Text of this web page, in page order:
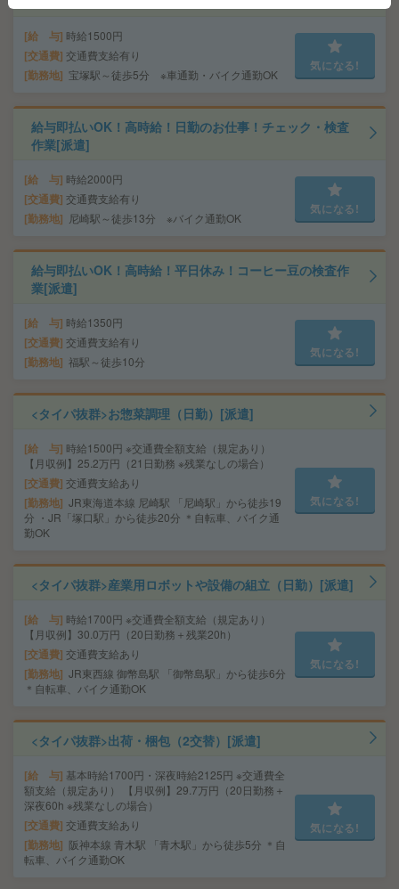
給 与 時給1500円
交通費 交通費支給有り
勤務地 宝塚駅～徒歩5分 ※車通勤・バイク通勤OK
気になる!
給与即払いOK！高時給！日勤のお仕事！チェック・検査
作業[派遣]
給 与 時給2000円
交通費 交通費支給有り
勤務地 尼崎駅～徒歩13分 ※バイク通勤OK
気になる!
給与即払いOK！高時給！平日休み！コーヒー豆の検査作
業[派遣]
給 与 時給1350円
交通費 交通費支給有り
勤務地 福駅～徒歩10分
気になる!
<タイパ抜群>お惣菜調理（日勤）[派遣]
給 与 時給1500円 ※交通費全額支給（規定あり）
【月収例】25.2万円（21日勤務 ※残業なしの場合）
交通費 交通費支給あり
勤務地 JR東海道本線 尼崎駅 「尼崎駅」から徒歩19
分 ・JR「塚口駅」から徒歩20分 ＊自転車、バイク通
勤OK
気になる!
<タイパ抜群>産業用ロボットや設備の組立（日勤）[派遣]
給 与 時給1700円 ※交通費全額支給（規定あり）
【月収例】30.0万円（20日勤務＋残業20h）
交通費 交通費支給あり
勤務地 JR東西線 御幣島駅 「御幣島駅」から徒歩6分
＊自転車、バイク通勤OK
気になる!
<タイパ抜群>出荷・梱包（2交替）[派遣]
給 与 基本時給1700円・深夜時給2125円 ※交通費全
額支給（規定あり） 【月収例】29.7万円（20日勤務＋
深夜60h ※残業なしの場合）
交通費 交通費支給あり
勤務地
阪神本線 青木駅 「青木駅」から徒歩5分 ＊自
転車、バイク通勤OK
気になる!